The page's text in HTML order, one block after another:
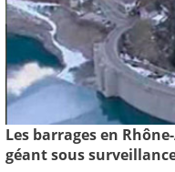
Les barrages en
géant sous